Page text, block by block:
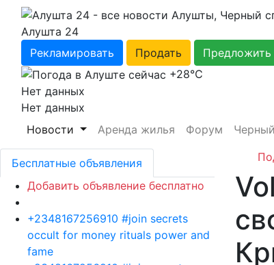
Алушта 24
Рекламировать
Продать
Предложить
+28℃
Нет данных
Нет данных
Новости
Аренда жилья Форум
Бесплатные объявления
Добавить объявление бесплатно
+2348167256910 #join secrets
occult for money rituals power and
fame